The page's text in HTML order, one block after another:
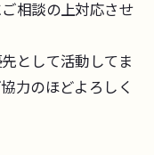
相談の上対応させ
として活動してま
力のほどよろしく